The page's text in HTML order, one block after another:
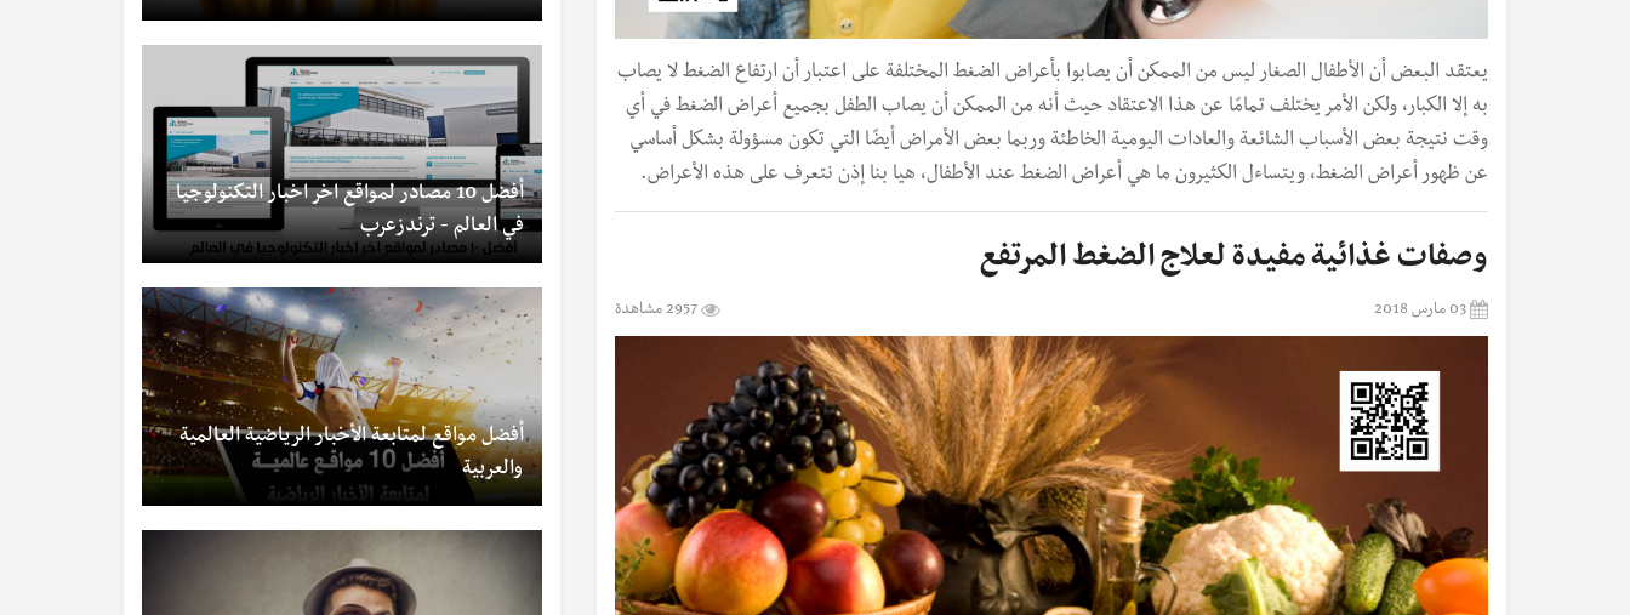
يعتقد البعض أن الأطفال الصغار ليس من الممكن أن يصابوا بأعراض الضغط المختلفة على اعتبار أن ارتفاع الضغط لا يصاب
به إلا الكبار، ولكن الأمر يختلف تمامًا عن هذا الاعتقاد حيث أنه من الممكن أن يصاب الطفل بجميع أعراض الضغط في أي
وقت نتيجة بعض الأسباب الشائعة والعادات اليومية الخاطئة وربما بعض الأمراض أيضًا التي تكون مسؤولة بشكل أساسي
عن ظهور أعراض الضغط، ويتساءل الكثيرون ما هي أعراض الضغط عند الأطفال، هيا بنا إذن نتعرف على هذه الأعراض.
وصفات غذائية مفيدة لعلاج الضغط المرتفع
03 مارس 2018 2957 مشاهدة
أفضل 10 مصادر لمواقع اخر اخبار التكنولوجيا
في العالم - ترندزعرب
أفضل مواقع لمتابعة الأخبار الرياضية العالمية
والعربية